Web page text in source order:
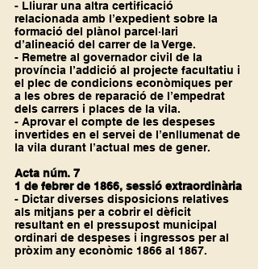
- Lliurar una altra certificació
relacionada amb l’expedient sobre la
formació del plànol parcel·lari
d’alineació del carrer de la Verge.
- Remetre al governador civil de la
província l’addició al projecte facultatiu i
el plec de condicions econòmiques per
a les obres de reparació de l’empedrat
dels carrers i places de la vila.
- Aprovar el compte de les despeses
invertides en el servei de l’enllumenat de
la vila durant l’actual mes de gener.
Acta núm. 7
1 de febrer de 1866, sessió extraordinària
- Dictar diverses disposicions relatives
als mitjans per a cobrir el dèficit
resultant en el pressupost municipal
ordinari de despeses i ingressos per al
pròxim any econòmic 1866 al 1867.